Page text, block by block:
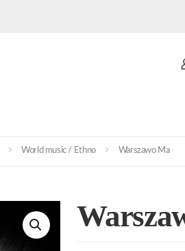
World music / Ethno Warszawo Ma